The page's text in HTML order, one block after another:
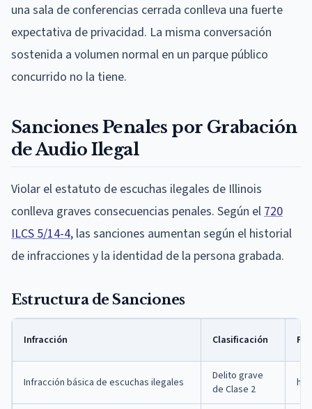
una sala de conferencias cerrada conlleva una fuerte
expectativa de privacidad. La misma conversación
sostenida a volumen normal en un parque público
concurrido no la tiene.
Sanciones Penales por Grabación
de Audio Ilegal
Violar el estatuto de escuchas ilegales de Illinois
conlleva graves consecuencias penales. Según el 720
ILCS 5/14-4, las sanciones aumentan según el historial
de infracciones y la identidad de la persona grabada.
Estructura de Sanciones
Infracción Clasificación
Infracción básica de escuchas ilegales
Delito grave
de Clase 2